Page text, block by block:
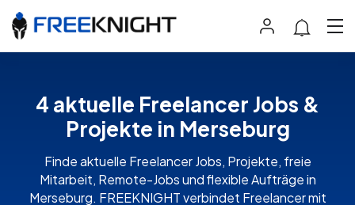
4 aktuelle Freelancer Jobs &
Projekte in Merseburg
Finde aktuelle Freelancer Jobs, Projekte, freie
Mitarbeit, Remote-Jobs und flexible Aufträge in
Merseburg. FREEKNIGHT verbindet Freelancer mit